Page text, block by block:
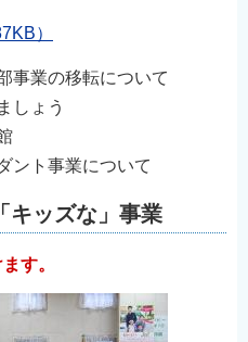
）
事業の移転について
しょう
ント事業について
キッズな」事業
す。